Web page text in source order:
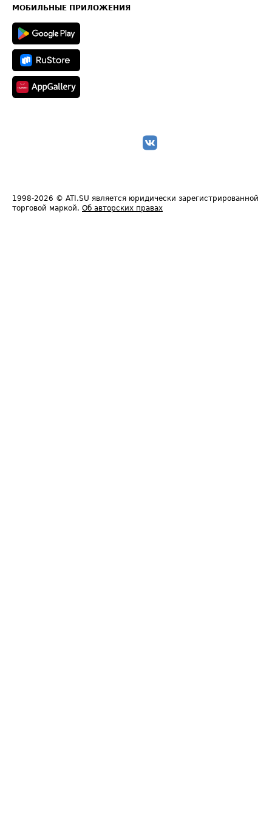
Техническая информация
МОБИЛЬНЫЕ ПРИЛОЖЕНИЯ
1998-2026 © ATI.SU является юридически зарегистрированной
торговой маркой. Об авторских правах